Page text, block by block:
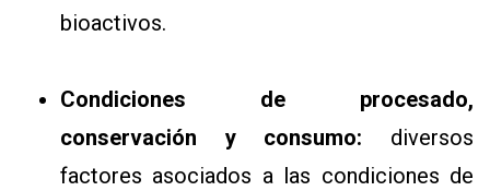
bioactivos.
Condiciones de procesado,
conservación y consumo: diversos
factores asociados a las condiciones de